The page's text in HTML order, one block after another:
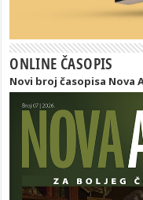
ONLINE ČASOPIS
Novi broj časopisa Nova